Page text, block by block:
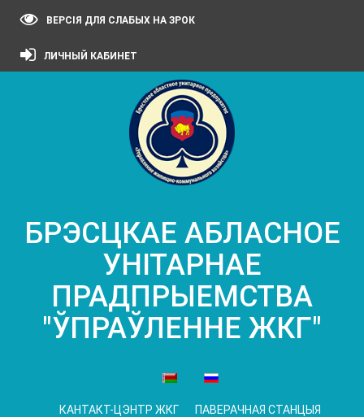
ВЕРСІЯ ДЛЯ СЛАБЫХ НА ЗРОК
ЛИЧНЫЙ КАБИНЕТ
БРЭСЦКАЕ АБЛАСНОЕ
УНІТАРНАЕ
ПРАДПРЫЕМСТВА
"ЎПРАЎЛЕННЕ ЖКГ"
КАНТАКТ-ЦЭНТР ЖКГ
ПАВЕРАЧНАЯ СТАНЦЫЯ